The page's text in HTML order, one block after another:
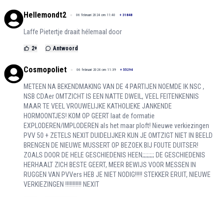
Hellemondt2 06 februari 2024 om 11:40 + 31848
Laffe Pietertje draait hélemaal door
2+ Antwoord
Cosmopoliet 06 februari 2024 om 11:39 + 55294
METEEN NA BEKENDMAKING VAN DE 4 PARTIJEN NOEMDE IK NSC ,
NSB CDAer OMTZICHT IS EEN NATTE DWEIL, VEEL FEITENKENNIS
MAAR TE VEEL VROUWELIJKE KATHOLIEKE JANKENDE
HORMOONTJES! KOM OP GEERT laat de formatie
EXPLODEREN/IMPLODEREN als het maar ploft! Nieuwe verkiezingen
PVV 50 + ZETELS NEXIT DUIDELIJKER KUN JE OMTZIGT NIET IN BEELD
BRENGEN DE NIEUWE MUSSERT OP BEZOEK BIJ FOUTE DUITSER!
ZOALS DOOR DE HELE GESCHIEDENIS HEEN;;;;;;;; DE GESCHIEDENIS
HERHAALT ZICH BESTE GEERT, MEER BEWIJS VOOR MESSEN IN
RUGGEN VAN PVVers HEB JE NIET NODIG!!!!! STEKKER ERUIT, NIEUWE
VERKIEZINGEN !!!!!!!!!!! NEXIT